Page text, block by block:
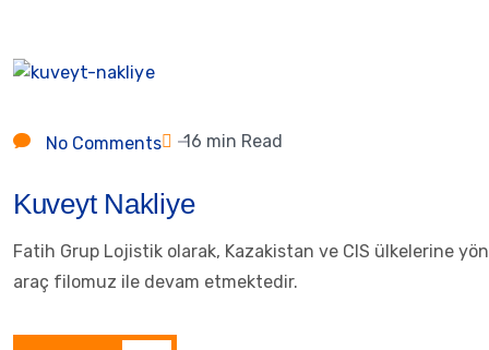
No Comments 16 min Read
Kuveyt Nakliye
Fatih Grup Lojistik olarak, Kazakistan ve CIS ülkelerine
araç filomuz ile devam etmektedir.